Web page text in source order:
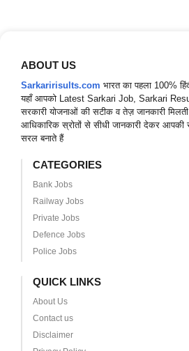
ABOUT US
Sarkaririsults.com भारत का पहला 100%
यहाँ आपको Latest Sarkari Job, Sarkari
सरकारी योजनाओं की सटीक व तेज़ जानकारी
आधिकारिक स्रोतों से सीधी जानकारी देकर आपकी
सरल बनाते हैं
CATEGORIES
Bank Jobs
Railway Jobs
Private Jobs
Defence Jobs
Police Jobs
QUICK LINKS
About Us
Contact us
Disclaimer